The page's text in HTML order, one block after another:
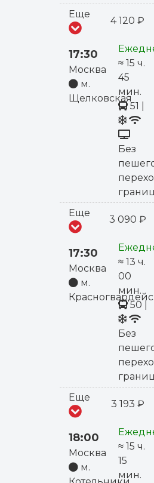
Еще
4 120 ₽
17:30
Москва
м.
Щелковская
≈ 15 ч.
45
мин.
51
Без
Еще
3 090 ₽
17:30
Москва
м.
≈ 13 ч.
00
мин.
50
Без
Еще
3 193 ₽
18:00
Москва
м.
≈ 15 ч.
15
мин.